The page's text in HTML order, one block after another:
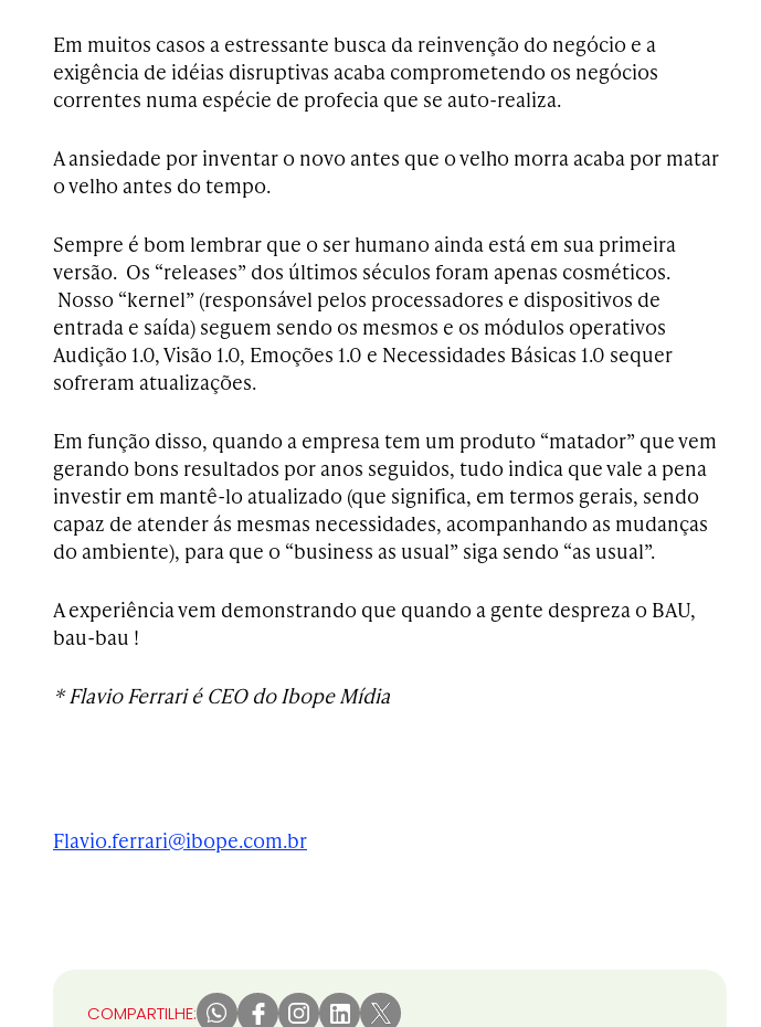
Em muitos casos a estressante busca da reinvenção do negócio e a
exigência de idéias disruptivas acaba comprometendo os negócios
correntes numa espécie de profecia que se auto-realiza.
A ansiedade por inventar o novo antes que o velho morra acaba por matar
o velho antes do tempo.
Sempre é bom lembrar que o ser humano ainda está em sua primeira
versão. Os “releases” dos últimos séculos foram apenas cosméticos.
Nosso “kernel” (responsável pelos processadores e dispositivos de
entrada e saída) seguem sendo os mesmos e os módulos operativos
Audição 1.0, Visão 1.0, Emoções 1.0 e Necessidades Básicas 1.0 sequer
sofreram atualizações.
Em função disso, quando a empresa tem um produto “matador” que vem
gerando bons resultados por anos seguidos, tudo indica que vale a pena
investir em mantê-lo atualizado (que significa, em termos gerais, sendo
capaz de atender ás mesmas necessidades, acompanhando as mudanças
do ambiente), para que o “business as usual” siga sendo “as usual”.
A experiência vem demonstrando que quando a gente despreza o BAU,
bau-bau !
* Flavio Ferrari é CEO do Ibope Mídia
Flavio.ferrari@ibope.com.br
COMPARTILHE: